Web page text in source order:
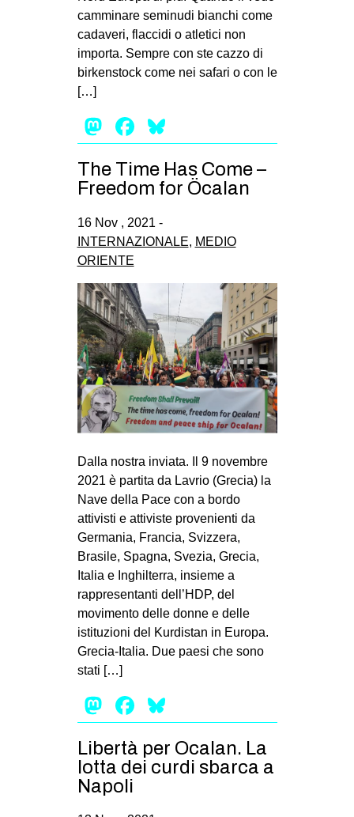
camminare seminudi bianchi come
cadaveri, flaccidi o atletici non
importa. Sempre con ste cazzo di
birkenstock come nei safari o con le
[…]
Mastodon
Facebook
The Time Has Come –
Freedom for Öcalan
16 Nov , 2021 -
INTERNAZIONALE, MEDIO
ORIENTE
Dalla nostra inviata. Il 9 novembre
2021 è partita da Lavrio (Grecia) la
Nave della Pace con a bordo
attivisti e attiviste provenienti da
Germania, Francia, Svizzera,
Brasile, Spagna, Svezia, Grecia,
Italia e Inghilterra, insieme a
rappresentanti dell’HDP, del
movimento delle donne e delle
istituzioni del Kurdistan in Europa.
Grecia-Italia. Due paesi che sono
stati […]
Mastodon
Facebook
Libertà per Ocalan. La
lotta dei curdi sbarca a
Napoli